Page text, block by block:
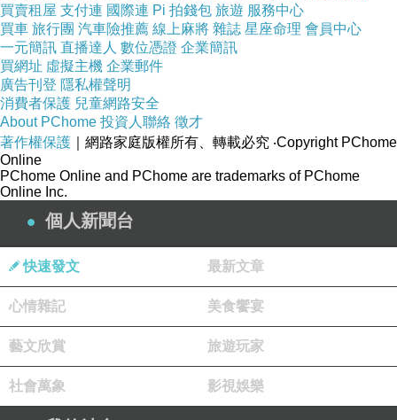
買賣租屋 支付連 國際連 Pi 拍錢包 旅遊 服務中心
買車 旅行團 汽車險推薦 線上麻將 雜誌 星座命理 會員中心
一元簡訊 直播達人 數位憑證 企業簡訊
買網址 虛擬主機 企業郵件
廣告刊登 隱私權聲明
消費者保護 兒童網路安全
About PChome 投資人聯絡 徵才
著作權保護 ｜網路家庭版權所有、轉載必究 ‧Copyright PChome
Online
PChome Online and PChome are trademarks of PChome
Online Inc.
個人新聞台
快速發文 最新文章
心情雜記 美食饗宴
藝文欣賞 旅遊玩家
社會萬象 影視娛樂